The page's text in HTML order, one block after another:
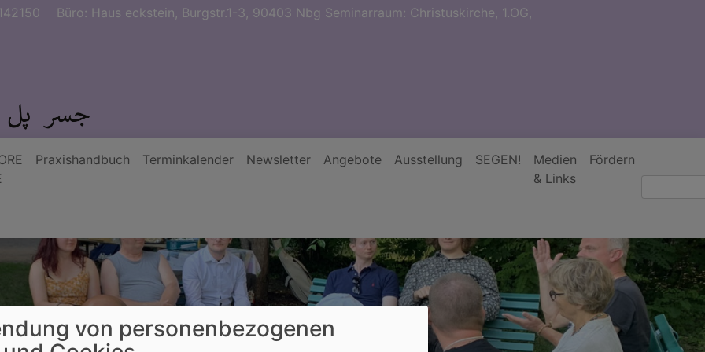
Büro: Haus eckstein, Burgstr.1-3, 90403 Nbg Seminarraum: Christuskirche, 1.OG,
Praxishandbuch Terminkalender Newsletter Angebote Ausstellung SEGEN!
Medien
& Links
Fördern
von personenbezogenen